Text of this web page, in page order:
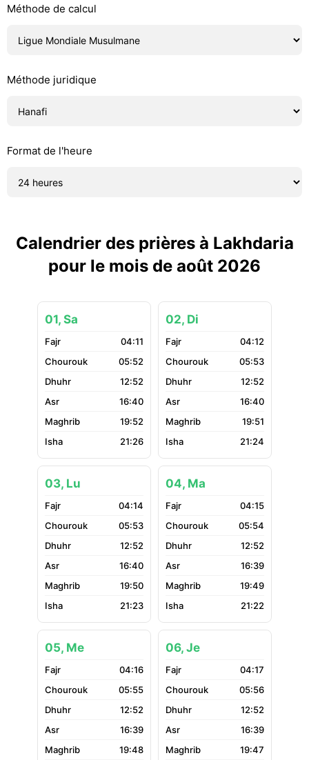
Méthode de calcul
Méthode juridique
Format de l'heure
Calendrier des prières à Lakhdaria
pour le mois de août 2026
01, Sa
04:11
05:52
12:52
16:40
19:52
21:26
02, Di
04:12
05:53
12:52
16:40
19:51
21:24
03, Lu
04:14
05:53
12:52
16:40
19:50
21:23
04, Ma
04:15
05:54
12:52
16:39
19:49
21:22
05, Me
04:16
05:55
12:52
16:39
19:48
06, Je
04:17
05:56
12:52
16:39
19:47